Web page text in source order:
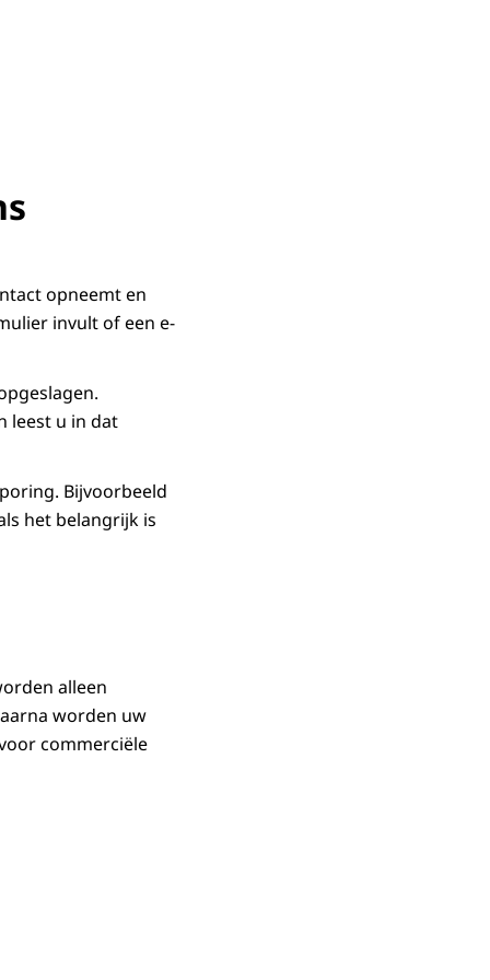
opneemt en
invult of een e-
leest u in dat
Bijvoorbeeld
het belangrijk is
alleen
worden uw
commerciële